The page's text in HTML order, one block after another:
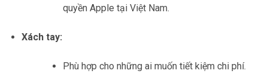
quyền Apple tại Việt Nam.
Xách tay:
Phù hợp cho những ai muốn tiết kiệm chi phí.